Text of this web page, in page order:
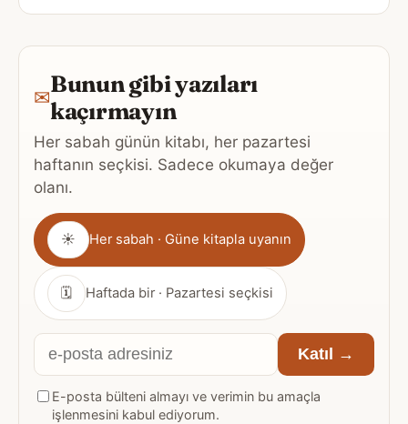
✉Bunun gibi yazıları
kaçırmayın
Her sabah günün kitabı, her pazartesi
haftanın seçkisi. Sadece okumaya değer
olanı.
Gönderim
sıklığı
☀ Her sabah · Güne kitapla uyanın
🗓 Haftada bir · Pazartesi seçkisi
E-
posta
adresiniz
Katıl →
E-posta bülteni almayı ve verimin bu amaçla
işlenmesini kabul ediyorum.